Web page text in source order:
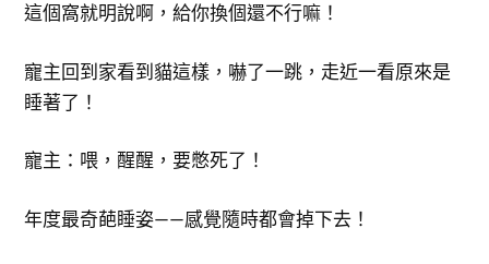
這個窩就明說啊，給你換個還不行嘛！
寵主回到家看到貓這樣，嚇了一跳，走近一看原來是
睡著了！
寵主：喂，醒醒，要憋死了！
年度最奇葩睡姿——感覺隨時都會掉下去！